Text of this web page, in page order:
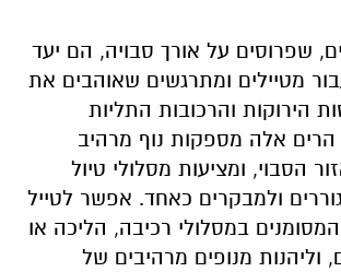
שפרוסים על אורך סבויה, הם יעד
מטיילים ומתרגשים שאוהבים את
הירוקות והרכובות התליות
אלה מספקות נוף מרהיב
הסבוי, ומציעות מסלולי טיול
ולמבקרים כאחד. אפשר לטייל
במסלולי רכיבה, הליכה או
וליהנות מנופים מרהיבים של